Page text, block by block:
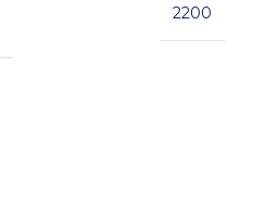
2200